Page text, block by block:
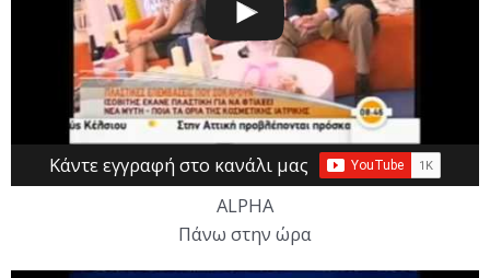
Κάντε εγγραφή στο κανάλι μας
ALPHA
Πάνω στην ώρα